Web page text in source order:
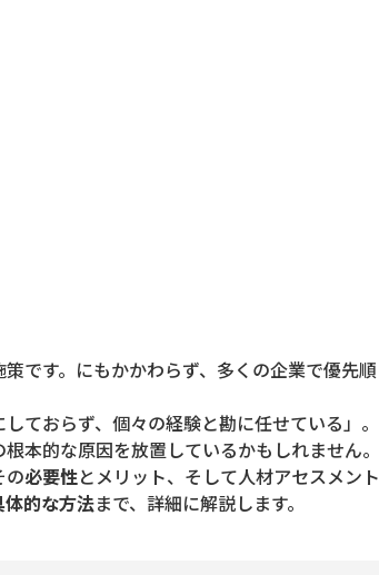
です。にもかかわらず、多くの企業で優先順
ておらず、個々の経験と勘に任せている」。
本的な原因を放置しているかもしれません。
の必要性とメリット、そして人材アセスメント
的な方法まで、詳細に解説します。